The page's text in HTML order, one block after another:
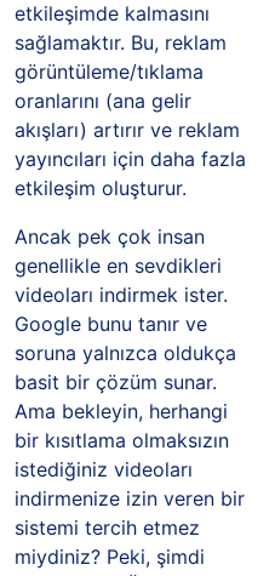
etkileşimde kalmasını
sağlamaktır. Bu, reklam
görüntüleme/tıklama
oranlarını (ana gelir
akışları) artırır ve reklam
yayıncıları için daha fazla
etkileşim oluşturur.
Ancak pek çok insan
genellikle en sevdikleri
videoları indirmek ister.
Google bunu tanır ve
soruna yalnızca oldukça
basit bir çözüm sunar.
Ama bekleyin, herhangi
bir kısıtlama olmaksızın
istediğiniz videoları
indirmenize izin veren bir
sistemi tercih etmez
miydiniz? Peki, şimdi